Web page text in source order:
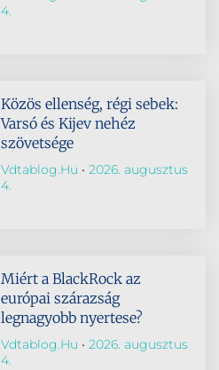
4.
Közös ellenség, régi sebek:
Varsó és Kijev nehéz
szövetsége
Vdtablog.hu
2026. augusztus
4.
Miért a BlackRock az
európai szárazság
legnagyobb nyertese?
Vdtablog.hu
2026. augusztus
4.